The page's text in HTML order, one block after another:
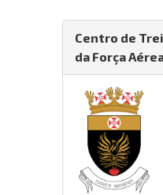
Centro de
da Força